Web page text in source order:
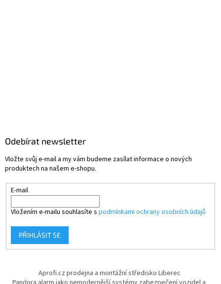
Odebírat newsletter
Vložte svůj e-mail a my vám budeme zasílat informace o nových
produktech na našem e-shopu.
E-mail
Vložením e-mailu souhlasíte s podmínkami ochrany osobních údajů
PŘIHLÁSIT SE
Aprofi.cz prodejna a montážní středisko Liberec